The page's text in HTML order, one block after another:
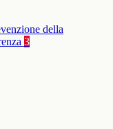
della
3